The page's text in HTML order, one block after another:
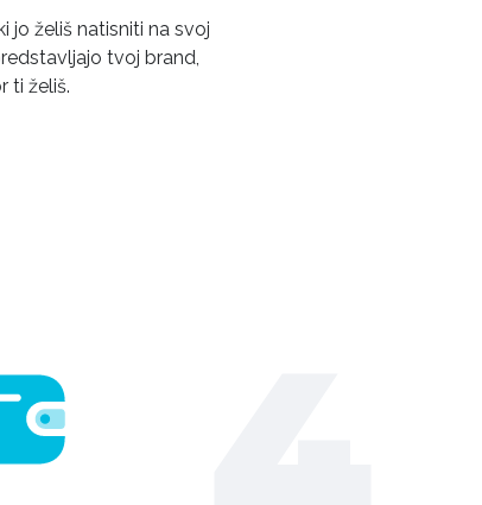
jo želiš natisniti na svoj
tvoj brand,
ti želiš.